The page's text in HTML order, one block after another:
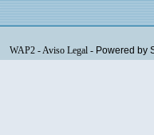
WAP2-Aviso Legal- Powered by